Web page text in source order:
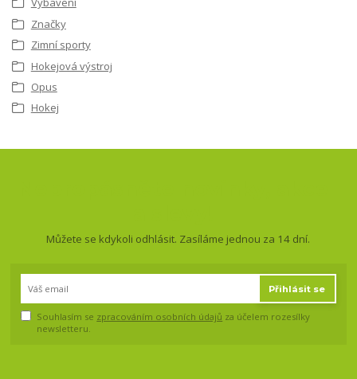
Značky
Zimní sporty
Hokejová výstroj
Opus
Hokej
Můžete se kdykoli odhlásit. Zasíláme jednou za 14 dní.
Přihlásit se
Souhlasím se zpracováním osobních údajů za účelem rozesílky
newsletteru.